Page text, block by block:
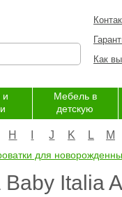
Как
и
Мебель в
детскую
H J K L M
для
Baby Italia